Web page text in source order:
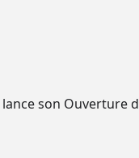
lance son Ouverture